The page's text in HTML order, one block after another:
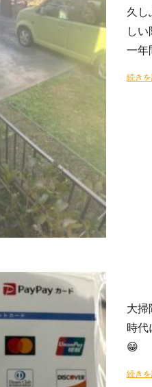
久し
し
一年
続き
大掃
時代
😁
続き